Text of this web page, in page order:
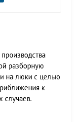
разборную
на люки с целью
к
случаев.